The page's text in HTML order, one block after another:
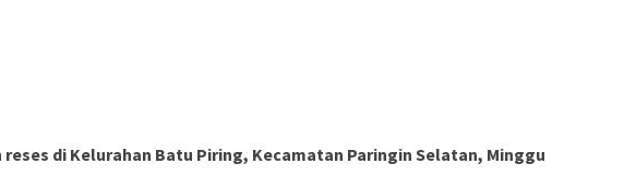
di Kelurahan Batu Piring, Kecamatan Paringin Selatan, Minggu